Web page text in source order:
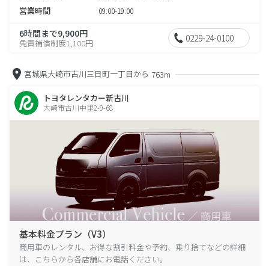
営業時間 09:00-19:00
6時間まで9,900円
免責補償制度1,100円 0229-24-0100
宮城県大崎市古川三日町一丁目から 763m
トヨタレンタカー新古川
大崎市古川中里2-9-68
基本料金プラン（V3）
商用車のレンタル、お得な割引料金や予約、乗り捨てなどの詳細
は、こちらから各店舗にお電話ください。